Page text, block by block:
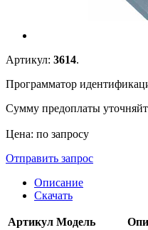
Артикул: 3614.
Программатор
Сумму предоплаты
Цена: по запросу
Отправить запрос
Описание
Скачать
Артикул Модель